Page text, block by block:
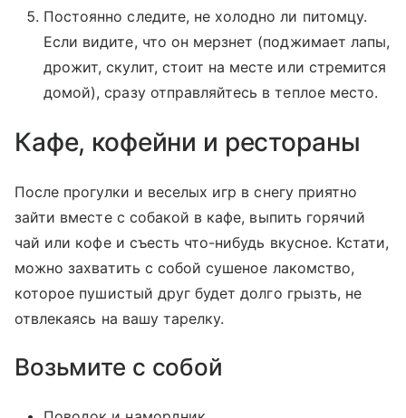
Постоянно следите, не холодно ли питомцу.
Если видите, что он мерзнет (поджимает лапы,
дрожит, скулит, стоит на месте или стремится
домой), сразу отправляйтесь в теплое место.
Кафе, кофейни и рестораны
После прогулки и веселых игр в снегу приятно
зайти вместе с собакой в кафе, выпить горячий
чай или кофе и съесть что-нибудь вкусное. Кстати,
можно захватить с собой сушеное лакомство,
которое пушистый друг будет долго грызть, не
отвлекаясь на вашу тарелку.
Возьмите с собой